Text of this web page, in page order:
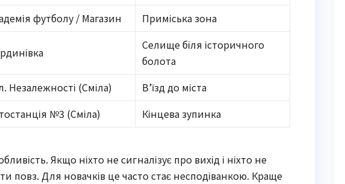
футболу / Магазин Приміська зона
Селище біля історичного
болота
Незалежності (Сміла)
В’їзд до міста
№3 (Сміла) Кінцева зупинка
Якщо ніхто не сигналізує про вихід і ніхто не
повз. Для новачків це часто стає несподіванкою. Краще